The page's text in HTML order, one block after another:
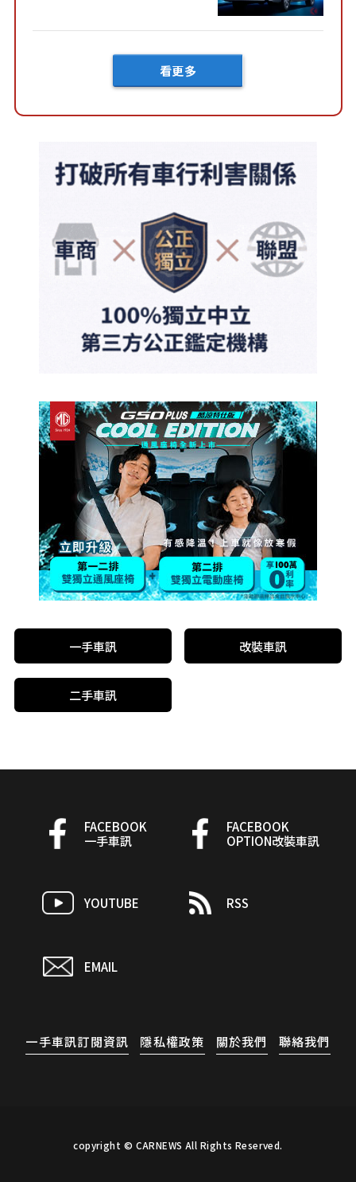
車？...
看更多
一手車訊 改裝車訊
二手車訊
FACEBOOK
一手車訊
FACEBOOK
OPTION改裝車訊
YOUTUBE RSS
EMAIL
一手車訊訂閱資訊 隱私權政策 關於我們 聯絡我們
copyright © CARNEWS All Rights Reserved.